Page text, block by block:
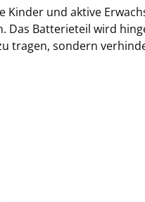
und aktive
Das Batterieteil wird
tragen, sondern